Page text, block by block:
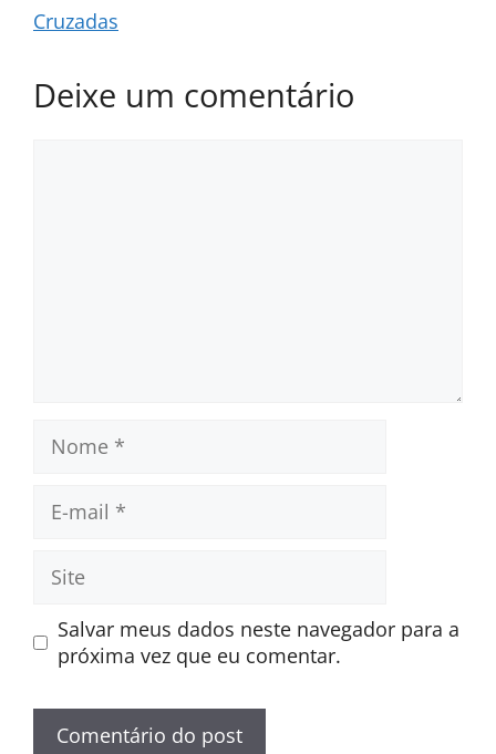
Cruzadas
Deixe um comentário
mail
Site
Salvar meus dados neste navegador para a
próxima vez que eu comentar.